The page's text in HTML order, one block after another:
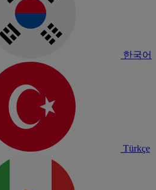
한국어
Türkçe